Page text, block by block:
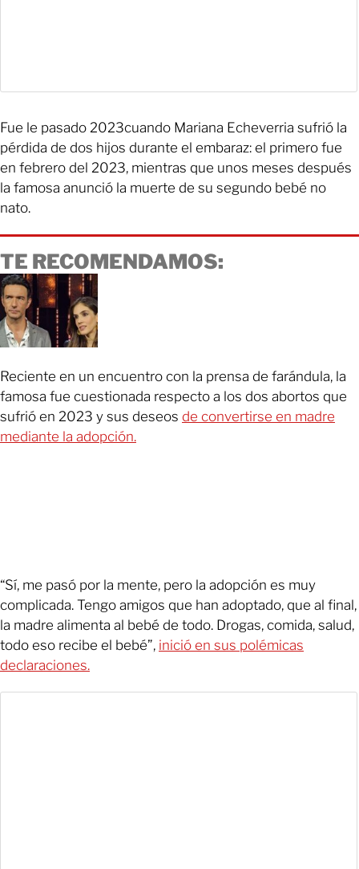
Fue le pasado 2023cuando Mariana Echeverria sufrió la
pérdida de dos hijos durante el embaraz: el primero fue
en febrero del 2023, mientras que unos meses después
la famosa anunció la muerte de su segundo bebé no
nato.
TE RECOMENDAMOS:
Reciente en un encuentro con la prensa de farándula, la
famosa fue cuestionada respecto a los dos abortos que
sufrió en 2023 y sus deseos de convertirse en madre
mediante la adopción.
“Sí, me pasó por la mente, pero la adopción es muy
complicada. Tengo amigos que han adoptado, que al final,
la madre alimenta al bebé de todo. Drogas, comida, salud,
todo eso recibe el bebé”, inició en sus polémicas
declaraciones.